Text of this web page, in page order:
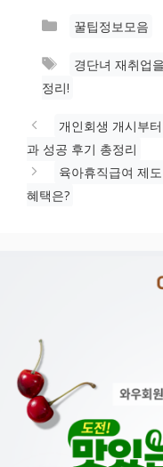
카
고
리
꿀팁정보모음
태
그
경단녀 재취업
정리!
개인회생 개시부
과 성공 후기 총정리
육아휴직급여 제
혜택은?